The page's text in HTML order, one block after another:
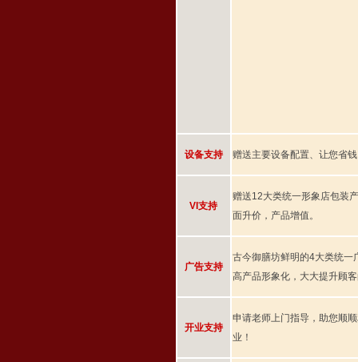
设备支持 赠送主要设备配置、让您省
VI支持
赠送12大类统一形象店包装
面升价，产品增值。
广告支持
古今御膳坊鲜明的4大类统一
高产品形象化，大大提升顾
开业支持
申请老师上门指导，助您顺
业！